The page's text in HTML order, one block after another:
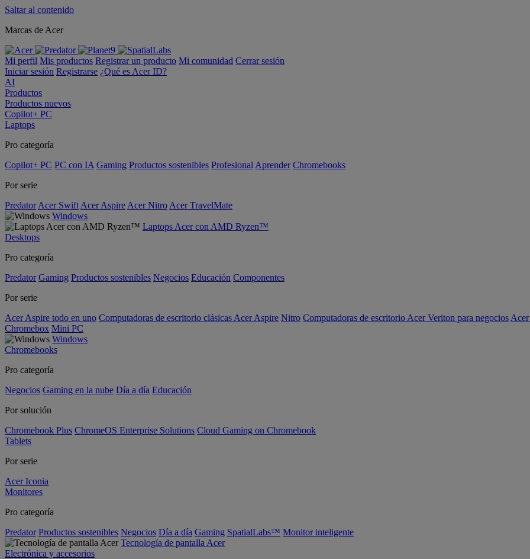
Saltar al contenido
Marcas de Acer
Mi perfil Mis productos Registrar un producto Mi comunidad Cerrar sesión
Iniciar sesión Registrarse ¿Qué es Acer ID?
AI
Productos
Productos nuevos
Copilot+ PC
Laptops
Pro categoría
Copilot+ PC PC con IA Gaming Productos sostenibles Profesional Aprender Chromebooks
Por serie
Predator Acer Swift Acer Aspire Acer Nitro Acer TravelMate
Windows
Laptops Acer con AMD Ryzen™
Desktops
Pro categoría
Predator Gaming Productos sostenibles Negocios Educación Componentes
Por serie
Acer Aspire todo en uno Computadoras de escritorio clásicas Acer Aspire Nitro Computadoras de escritorio Acer Veriton para negocios
Chromebox Mini PC
Windows
Chromebooks
Pro categoría
Negocios Gaming en la nube Día a día Educación
Por solución
Chromebook Plus ChromeOS Enterprise Solutions Cloud Gaming on Chromebook
Tablets
Por serie
Acer Iconia
Monitores
Pro categoría
Predator Productos sostenibles Negocios Día a día Gaming SpatialLabs™ Monitor inteligente
Tecnología de pantalla Acer
Electrónica y accesorios